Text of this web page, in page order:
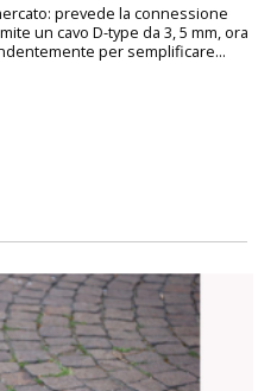
prevede la connessione
un cavo D-type da 3, 5 mm, ora
per semplificare...